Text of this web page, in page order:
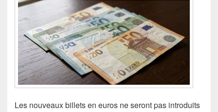
Les nouveaux billets en euros ne seront pas introduits